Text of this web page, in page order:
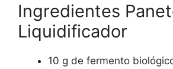
Ingredientes
Liquidificador
10 g de fermento